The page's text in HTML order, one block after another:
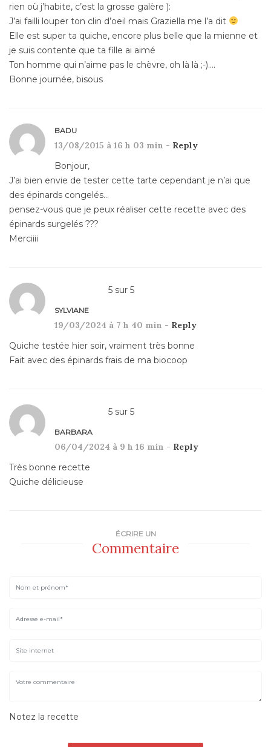
rien où j’habite, c’est la grosse galère ):
J’ai failli louper ton clin d’oeil mais Graziella me l’a dit
Elle est super ta quiche, encore plus belle que la mienne et
je suis contente que ta fille ai aimé
Ton homme qui n’aime pas le chèvre, oh là là ;-)….
Bonne journée, bisous
BADU
13/08/2015 à 16 h 03 min - Reply
Bonjour,
J’ai bien envie de tester cette tarte cependant je n’ai que
des épinards congelés…
pensez-vous que je peux réaliser cette recette avec des
épinards surgelés ???
Merciiii
5 sur 5
SYLVIANE
19/03/2024 à 7 h 40 min - Reply
Quiche testée hier soir, vraiment très bonne
Fait avec des épinards frais de ma biocoop
5 sur 5
BARBARA
06/04/2024 à 9 h 16 min - Reply
Très bonne recette
Quiche délicieuse
ÉCRIRE UN
Commentaire
Notez la recette